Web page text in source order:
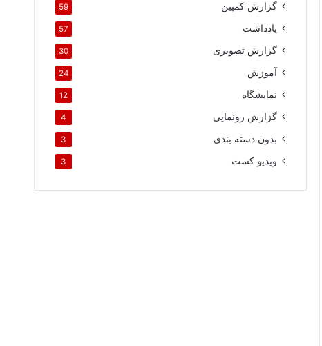
گزارش کمپین 59
یادداشت 57
گزارش تصویری 30
آموزش 24
نمایشگاه 12
گزارش رونمایی 4
بدون دسته بندی 3
ویدیو کست 3